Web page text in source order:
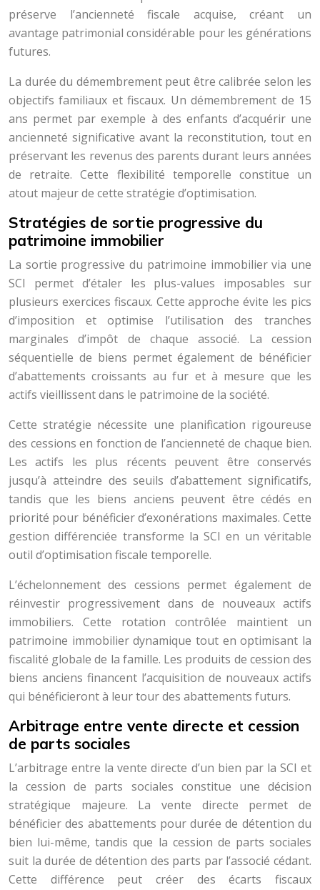
préserve l’ancienneté fiscale acquise, créant un
avantage patrimonial considérable pour les générations
futures.
La durée du démembrement peut être calibrée selon les
objectifs familiaux et fiscaux. Un démembrement de 15
ans permet par exemple à des enfants d’acquérir une
ancienneté significative avant la reconstitution, tout en
préservant les revenus des parents durant leurs années
de retraite. Cette flexibilité temporelle constitue un
atout majeur de cette stratégie d’optimisation.
Stratégies de sortie progressive du
patrimoine immobilier
La sortie progressive du patrimoine immobilier via une
SCI permet d’étaler les plus-values imposables sur
plusieurs exercices fiscaux. Cette approche évite les pics
d’imposition et optimise l’utilisation des tranches
marginales d’impôt de chaque associé. La cession
séquentielle de biens permet également de bénéficier
d’abattements croissants au fur et à mesure que les
actifs vieillissent dans le patrimoine de la société.
Cette stratégie nécessite une planification rigoureuse
des cessions en fonction de l’ancienneté de chaque bien.
Les actifs les plus récents peuvent être conservés
jusqu’à atteindre des seuils d’abattement significatifs,
tandis que les biens anciens peuvent être cédés en
priorité pour bénéficier d’exonérations maximales. Cette
gestion différenciée transforme la SCI en un véritable
outil d’optimisation fiscale temporelle.
L’échelonnement des cessions permet également de
réinvestir progressivement dans de nouveaux actifs
immobiliers. Cette rotation contrôlée maintient un
patrimoine immobilier dynamique tout en optimisant la
fiscalité globale de la famille. Les produits de cession des
biens anciens financent l’acquisition de nouveaux actifs
qui bénéficieront à leur tour des abattements futurs.
Arbitrage entre vente directe et cession
de parts sociales
L’arbitrage entre la vente directe d’un bien par la SCI et
la cession de parts sociales constitue une décision
stratégique majeure. La vente directe permet de
bénéficier des abattements pour durée de détention du
bien lui-même, tandis que la cession de parts sociales
suit la durée de détention des parts par l’associé cédant.
Cette différence peut créer des écarts fiscaux